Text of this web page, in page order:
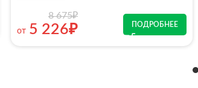
от
8 675₽
5 226₽ ПОДРОБНЕЕ